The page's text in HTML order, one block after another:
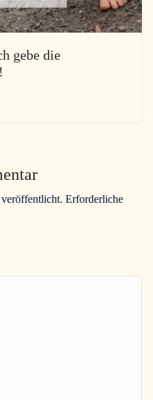
gebe die
Erforderliche